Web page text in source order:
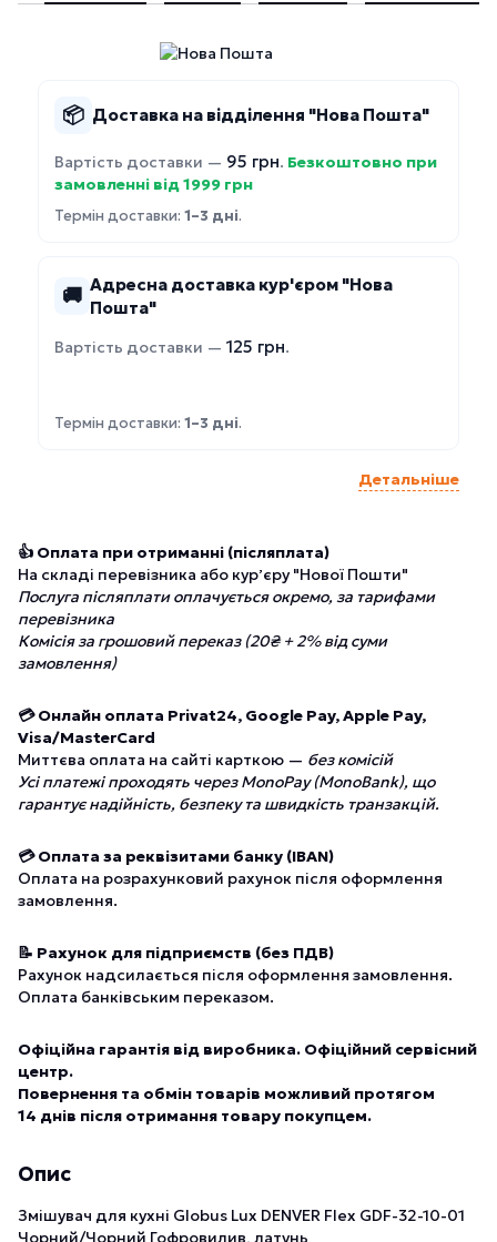
📦 Доставка на відділення "Нова Пошта"
Вартість доставки — 95 грн. Безкоштовно при
замовленні від 1999 грн
Термін доставки: 1–3 дні.
🚚 Адресна доставка кур'єром "Нова
Пошта"
Вартість доставки — 125 грн.
Термін доставки: 1–3 дні.
Детальніше
👍 Оплата при отриманні (післяплата)
На складі перевізника або курʼєру "Нової Пошти"
Послуга післяплати оплачується окремо, за тарифами
перевізника
Комісія за грошовий переказ (20₴ + 2% від суми
замовлення)
💳 Онлайн оплата Privat24, Google Pay, Apple Pay,
Visa/MasterCard
Миттєва оплата на сайті карткою — без комісій
Усі платежі проходять через MonoPay (MonoBank), що
гарантує надійність, безпеку та швидкість транзакцій.
💳 Оплата за реквізитами банку (IBAN)
Оплата на розрахунковий рахунок після оформлення
замовлення.
📝 Рахунок для підприємств (без ПДВ)
Рахунок надсилається після оформлення замовлення.
Оплата банківським переказом.
Офіційна гарантія від виробника. Офіційний сервісний
центр.
Повернення та обмін товарів можливий протягом
14 днів після отримання товару покупцем.
Опис
Змішувач для кухні Globus Lux DENVER Flex GDF-32-10-01
Чорний/Чорний Гофровилив, латунь